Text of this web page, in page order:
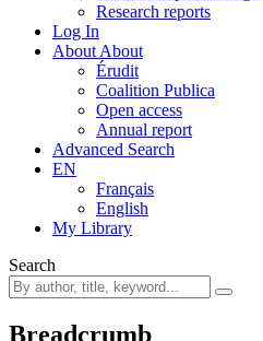
Research reports
Log In
About About
Érudit
Coalition Publica
Open access
Annual report
Advanced Search
EN
Français
English
My Library
Search
Breadcrumb